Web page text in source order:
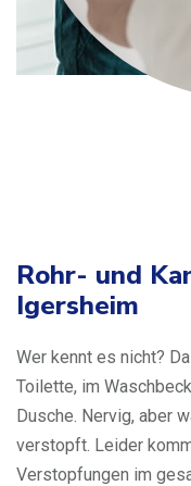
Rohr- und
Igersheim
Wer kennt es nicht?
Toilette, im
Dusche. Nervig, aber
verstopft. Leider
Verstopfungen im